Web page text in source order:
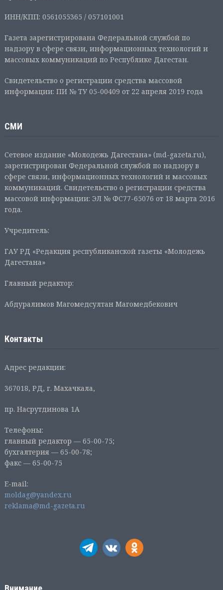
ИНН/КПП: 0561055365 / 057101001
Газета зарегистрирована Федеральной службой по
надзору в сфере связи, информационных технологий и
массовых коммуникаций по Республике Дагестан.
Свидетельство о регистрации средства массовой
информации: ПИ № ТУ 05-00409 от 22 апреля 2019 года
СМИ
Сетевое издание «Молодежь Дагестана» (md-gazeta.ru),
зарегистрирован Федеральной службой по надзору в
сфере связи, информационных технологий и массовых
коммуникаций. Свидетельство о регистрации средства
массовой информации: ЭЛ № ФС77-65076 от 18 марта 2016
года.
Учредитель:
ГАУ РД «Редакция республиканской газеты «Молодежь
Дагестана»
Главный редактор:
Абдуралимов Магомедсултан Магомедбекович
Контакты
Адрес редакции:
367018, РД, г. Махачкала,
пр. Насрутдинова 1А
Телефоны:
главный редактор — 65-00-75;
бухгалтерия — 65-00-78;
факс — 65-00-75
E-mail:
moldag@yandex.ru
reklama@md-gazeta.ru